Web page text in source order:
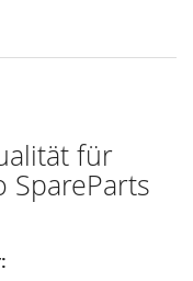
für
SpareParts